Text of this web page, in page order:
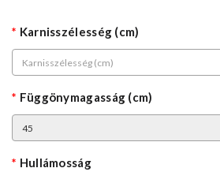
Karnisszélesség (cm)
Függönymagasság (cm)
Hullámosság